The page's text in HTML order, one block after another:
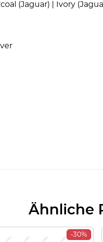
(Jaguar) | Ivory
Ähnliche
-30%